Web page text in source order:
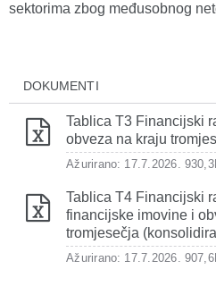
sektorima zbog međusobnog
DOKUMENTI
Tablica T3 Financijski
obveza na kraju
Ažurirano: 17.7.2026.
Tablica T4 Financijski
financijske imovine i
tromjesečja
Ažurirano: 17.7.2026.